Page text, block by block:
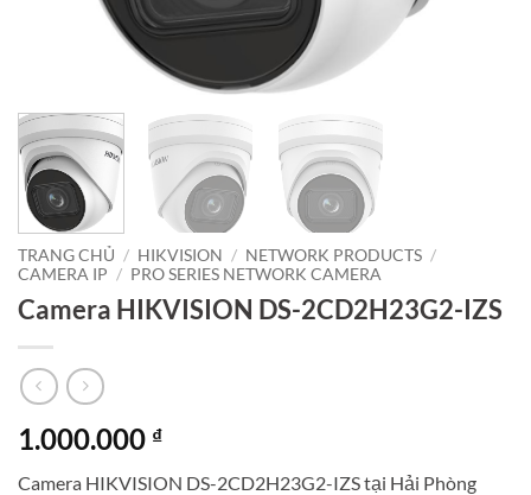
TRANG CHỦ / HIKVISION / NETWORK PRODUCTS /
CAMERA IP / PRO SERIES NETWORK CAMERA
Camera HIKVISION DS-2CD2H23G2-IZS
1.000.000 ₫
Camera HIKVISION DS-2CD2H23G2-IZS tại Hải Phòng